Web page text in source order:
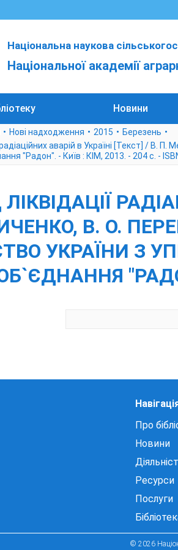
Національна наукова
Національної академії
Новини
Нові надходження 2015
Березень
радіаційних аварій в Україні [Текст] / В.
"Радон". - Київ : КІМ, 2013. - 204 с. -
В. О.
УКРАЇНИ З
Про
Новини
Ресурси
Послуги
© 2026